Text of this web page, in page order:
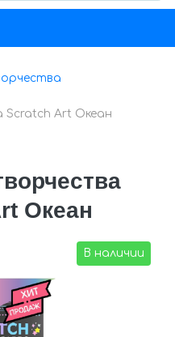
Scratch Art Океан
Океан
В наличии